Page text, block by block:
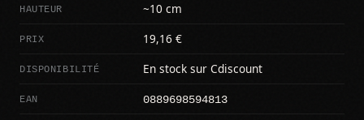
HAUTEUR ~10 cm
PRIX 19,16 €
DISPONIBILITÉ En stock sur Cdiscount
EAN 0889698594813